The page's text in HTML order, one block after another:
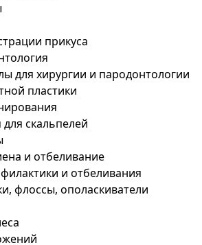
прикуса
для хирургии и пародонтологии
пластики
скальпелей
и отбеливание
и отбеливания
флоссы, ополаскиватели